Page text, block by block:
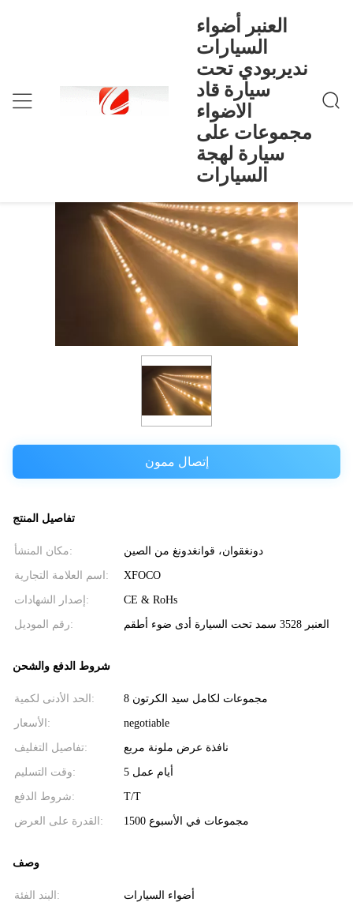
العنبر أضواء
السيارات
نديربودي تحت
سيارة قاد
الاضواء
مجموعات على
سيارة لهجة
السيارات
العنبر أضواء السيارات نديربودي تحت سيارة قاد الاض
واء مجموعات على سيارة لهجة السيارات
العنبر أضواء السيارات نديربودي تحت
سيارة قاد الاضواء مجموعات على سيارة
إتصال ممون
تفاصيل المنتج
مكان المنشأ: دونغقوان، قوانغدونغ من الصين
اسم العلامة التجارية: XFOCO
إصدار الشهادات: CE & RoHs
رقم الموديل: العنبر 3528 سمد تحت السيارة أدى ضوء أطقم
شروط الدفع والشحن
الحد الأدنى لكمية: 8 مجموعات لكامل سيد الكرتون
الأسعار: negotiable
تفاصيل التغليف: نافذة عرض ملونة مربع
وقت التسليم: 5 أيام عمل
شروط الدفع: T/T
القدرة على العرض: 1500 مجموعات في الأسبوع
وصف
البند الفئة: أضواء السيارات